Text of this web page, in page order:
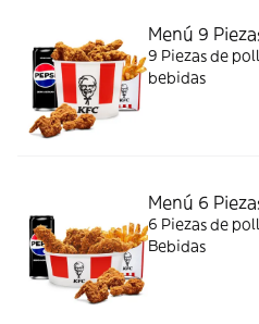
Menú 9
9 Piezas de
bebidas
Menú 6
6 Piezas de
Bebidas